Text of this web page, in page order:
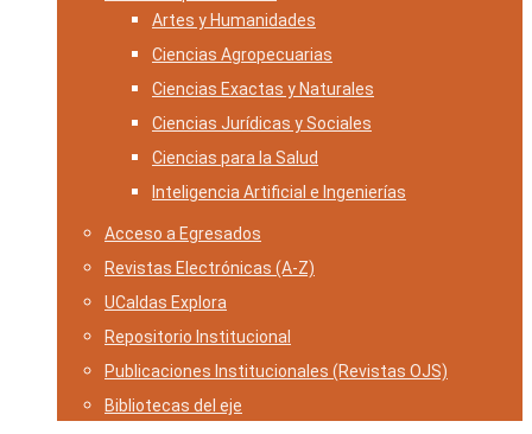
Artes y Humanidades
Ciencias Agropecuarias
Ciencias Exactas y Naturales
Ciencias Jurídicas y Sociales
Ciencias para la Salud
Inteligencia Artificial e Ingenierías
Acceso a Egresados
Revistas Electrónicas (A-Z)
UCaldas Explora
Repositorio Institucional
Publicaciones Institucionales (Revistas OJS)
Bibliotecas del eje